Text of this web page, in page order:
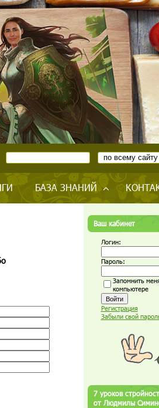
БАЗА ЗНАНИЙ
Ваш кабинет
Логин:
Пароль:
Запомнить
компьютере
Регистрация
Забыли свой
7 уроков
от Людмилы